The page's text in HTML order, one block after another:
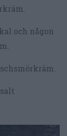
och någon